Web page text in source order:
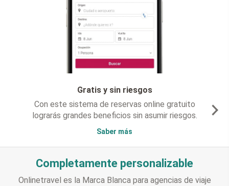
Gratis y sin riesgos
Con este sistema de reservas online gratuito
lograrás grandes beneficios sin asumir riesgos.
Saber más
Completamente personalizable
Onlinetravel es la Marca Blanca para agencias de viaje